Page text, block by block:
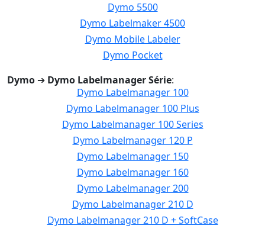
Dymo 5500
Dymo Labelmaker 4500
Dymo Mobile Labeler
Dymo Pocket
Dymo ➔ Dymo Labelmanager Série:
Dymo Labelmanager 100
Dymo Labelmanager 100 Plus
Dymo Labelmanager 100 Series
Dymo Labelmanager 120 P
Dymo Labelmanager 150
Dymo Labelmanager 160
Dymo Labelmanager 200
Dymo Labelmanager 210 D
Dymo Labelmanager 210 D + SoftCase